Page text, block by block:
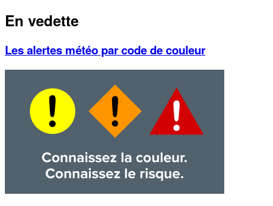
En vedette
Les alertes météo par code de couleur